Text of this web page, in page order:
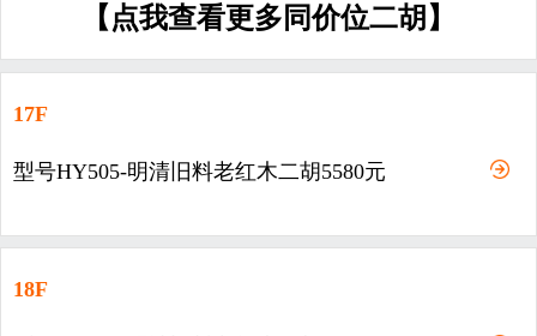
【点我查看更多同价位二胡】
17F
型号HY505-明清旧料老红木二胡5580元
18F